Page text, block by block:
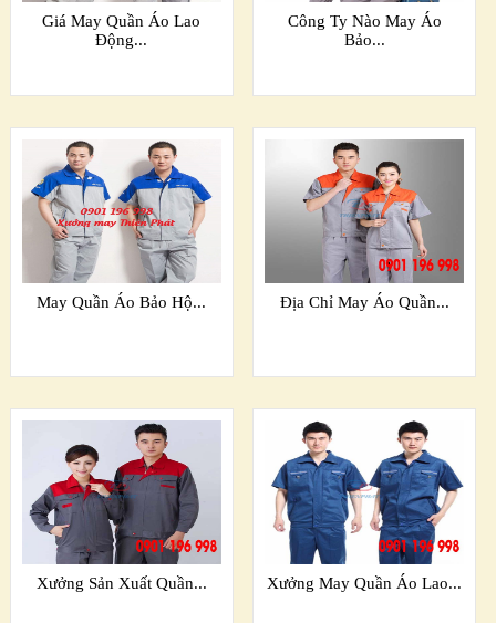
Giá May Quần Áo Lao
Động...
Công Ty Nào May Áo
Bảo...
May Quần Áo Bảo Hộ... Địa Chỉ May Áo Quần...
Xưởng Sản Xuất Quần... Xưởng May Quần Áo Lao...